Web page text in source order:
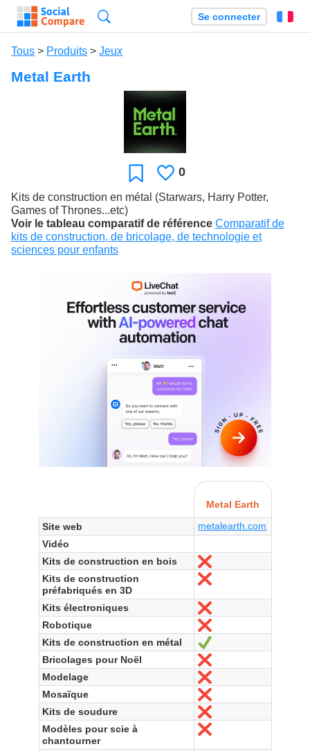
Se connecter
Tous > Produits > Jeux
Metal Earth
Favori J'aime
0
Kits de construction en métal (Starwars, Harry Potter,
Games of Thrones...etc)
Voir le tableau comparatif de référence Comparatif de
kits de construction, de bricolage, de technologie et
sciences pour enfants
Metal Earth
Site web
metalearth.com
Vidéo
Kits de construction en bois
Non
Kits de construction
préfabriqués en 3D
Non
Kits électroniques
Non
Robotique
Non
Kits de construction en métal
Oui
Bricolages pour Noël
Non
Modelage
Non
Mosaïque
Non
Kits de soudure
Non
Modèles pour scie à
chantourner
Non